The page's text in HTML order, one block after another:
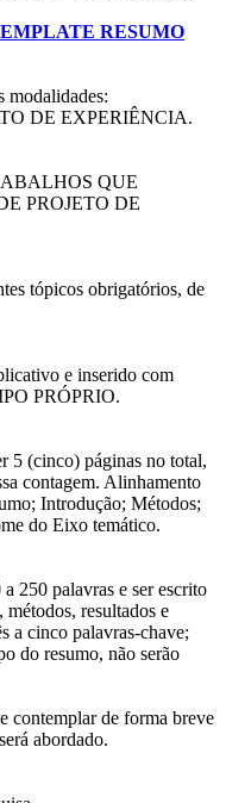
RESUMO
modalidades:
DE EXPERIÊNCIA.
QUE
PROJETO DE
tópicos obrigatórios, de
e inserido com
PRÓPRIO.
5 (cinco) páginas no total,
contagem. Alinhamento
Introdução; Métodos;
do Eixo temático.
250 palavras e ser escrito
resultados e
a cinco palavras-chave;
do resumo, não serão
contemplar de forma breve
abordado.